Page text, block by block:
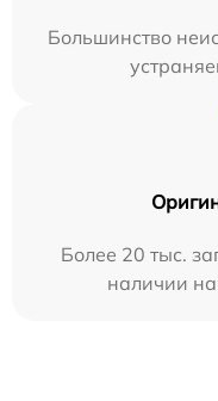
Большинство
Более 20 тыс.
наличии